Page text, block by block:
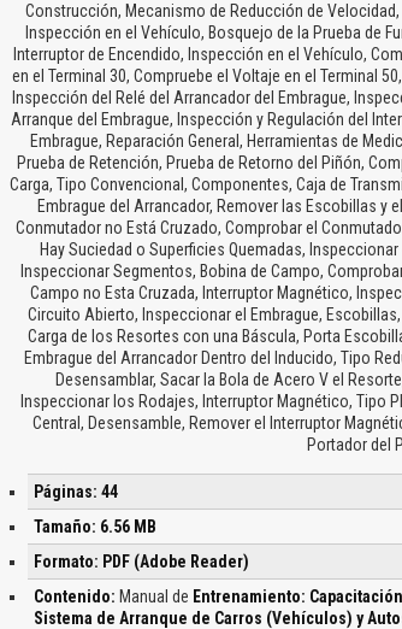
Construcción, Mecanismo de Reducción de
Inspección en el Vehículo, Bosquejo de la Prueba de
Interruptor de Encendido, Inspección en el Vehículo,
en el Terminal 30, Compruebe el Voltaje en el Terminal
Inspección del Relé del Arrancador del Embrague,
Arranque del Embrague, Inspección y Regulación del
Embrague, Reparación General, Herramientas de
Prueba de Retención, Prueba de Retorno del Piñón,
Carga, Tipo Convencional, Componentes, Caja de
Embrague del Arrancador, Remover las Escobillas y
Conmutador no Está Cruzado, Comprobar el
Hay Suciedad o Superficies Quemadas,
Inspeccionar Segmentos, Bobina de Campo,
Campo no Esta Cruzada, Interruptor Magnético,
Circuito Abierto, Inspeccionar el Embrague,
Carga de los Resortes con una Báscula, Porta
Embrague del Arrancador Dentro del Inducido, Tipo
Desensamblar, Sacar la Bola de Acero V el
Inspeccionar los Rodajes, Interruptor Magnético, Tipo
Central, Desensamble, Remover el Interruptor
Portador del
Páginas: 44
Tamaño: 6.56 MB
Formato: PDF (Adobe Reader)
Contenido: Manual de Entrenamiento:
Sistema de Arranque de Carros (Vehículos) y